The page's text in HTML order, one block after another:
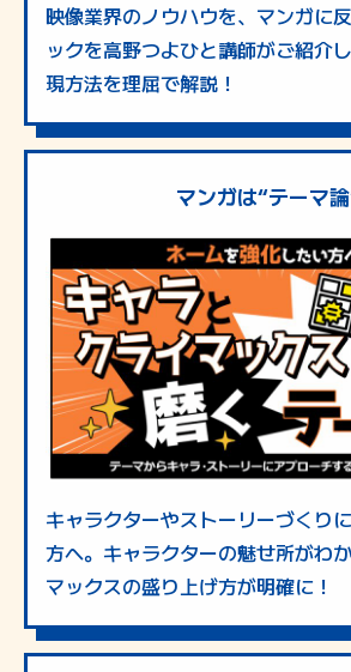
映像業界のノウハウを、マンガに
ックを高野つよひと講師がご紹介
現方法を理屈で解説！
マンガは“テーマ
キャラクターやストーリーづくり
方へ。キャラクターの魅せ所がわ
マックスの盛り上げ方が明確に！